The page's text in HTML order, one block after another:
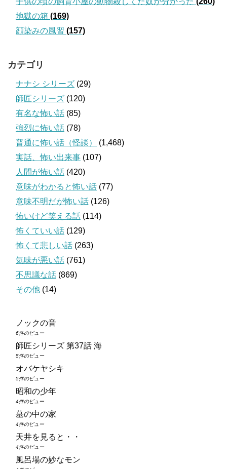
地獄の箱 (169)
顔染みの風習 (157)
カテゴリ
ナナシ シリーズ (29)
師匠シリーズ (120)
有名な怖い話 (85)
強烈に怖い話 (78)
普通に怖い話（怪談）
(1,468)
実話、怖い出来事 (107)
人間が怖い話 (420)
意味がわかると怖い話 (77)
意味不明だが怖い話 (126)
怖いけど笑える話 (114)
怖くていい話 (129)
怖くて悲しい話 (263)
気味が悪い話 (761)
不思議な話 (869)
その他 (14)
ノックの音
6件のビュー
師匠シリーズ 第37話 海
5件のビュー
オバケヤシキ
5件のビュー
昭和の少年
4件のビュー
墓の中の家
4件のビュー
天井を見ると・・
4件のビュー
風呂場の妙なモン